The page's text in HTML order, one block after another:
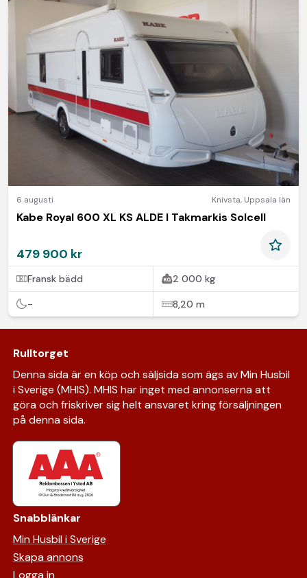
6 augusti Knivsta, Uppsala län
Kabe Royal 600 XL KS ALDE I Takmarkis Solcell
479 900 kr
Fransk bädd 2 000 kg
- 8,20 m
Rulltorget
Denna sida är en köp och säljsida som ägs av Min Husbil
i Sverige (MHIS). MHIS har inget med annonserna att
göra och friskriver sig helt ansvaret kring försäljningen
på denna sida.
Snabblänkar
Min Husbil i Sverige
Skapa annons
Logga in